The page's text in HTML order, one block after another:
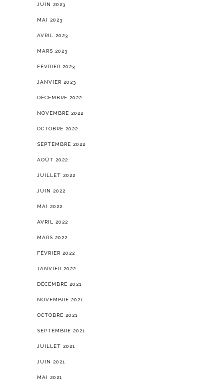
JUIN 2023
MAI 2023
AVRIL 2023
MARS 2023
FÉVRIER 2023
JANVIER 2023
DÉCEMBRE 2022
NOVEMBRE 2022
OCTOBRE 2022
SEPTEMBRE 2022
AOÛT 2022
JUILLET 2022
JUIN 2022
MAI 2022
AVRIL 2022
MARS 2022
FÉVRIER 2022
JANVIER 2022
DÉCEMBRE 2021
NOVEMBRE 2021
OCTOBRE 2021
SEPTEMBRE 2021
JUILLET 2021
JUIN 2021
MAI 2021